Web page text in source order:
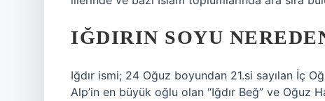
IĞDIRIN SOYU
Iğdır ismi; 24 Oğuz boyundan 21.si sayılan İç
Alp’in en büyük oğlu olan “Iğdır Beğ” ve Oğuz